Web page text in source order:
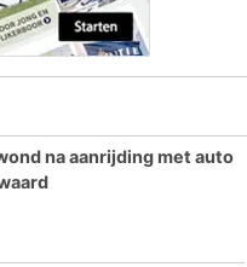
na aanrijding met auto